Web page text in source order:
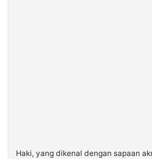
Haki, yang dikenal dengan sapaan